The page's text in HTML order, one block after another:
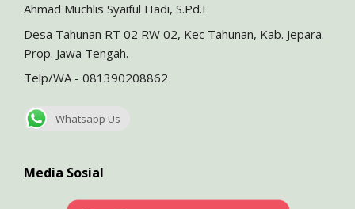
Ahmad Muchlis Syaiful Hadi, S.Pd.I
Desa Tahunan RT 02 RW 02, Kec Tahunan, Kab. Jepara.
Prop. Jawa Tengah.
Telp/WA - 081390208862
Whatsapp Us
Media Sosial